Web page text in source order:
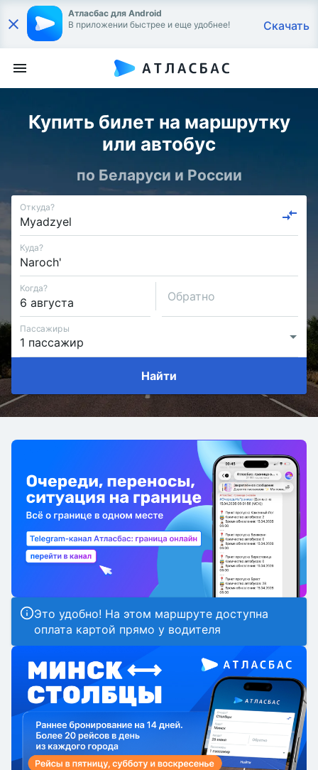
Атласбас для Android
В приложении быстрее и еще удобнее!
Скачать
Купить билет на маршрутку
или автобус
по Беларуси и России
Откуда?
Куда?
Когда?
Обратно
Пассажиры
Найти
Это удобно! На этом маршруте доступна
оплата картой прямо у водителя